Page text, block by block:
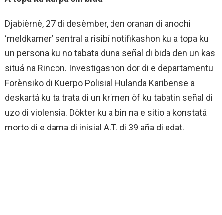
Djabièrnè, 27 di desèmber, den oranan di anochi
‘meldkamer’ sentral a risibí notifikashon ku a topa ku
un persona ku no tabata duna señal di bida den un kas
situá na Rincon. Investigashon dor di e departamentu
Forènsiko di Kuerpo Polisial Hulanda Karibense a
deskartá ku ta trata di un krímen òf ku tabatin señal di
uzo di violensia. Dòkter ku a bin na e sitio a konstatá
morto di e dama di inisial A.T. di 39 aña di edat.